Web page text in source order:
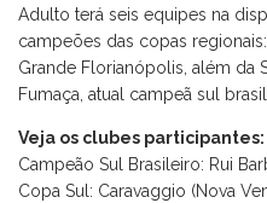
Adulto terá seis equipes na
campeões das copas
Grande Florianópolis, além da
Fumaça, atual campeã sul
Veja os clubes participantes:
Campeão Sul Brasileiro: Rui
Copa Sul: Caravaggio (Nova